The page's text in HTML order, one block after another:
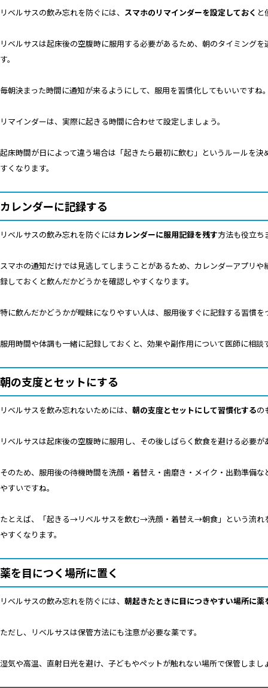
リベルサスの飲み忘れを防ぐには、 スマホのリマインダーを設定しておく と
リベルサスは起床後の空腹時に服用する必要があるため、朝のタイミング
す。
毎朝決まった時間に通知が来るようにして、服用を習慣化してもいいですね
リマインダーは、実際に起きる時間に合わせて設定しましょう。
起床時間が日によって違う場合は「起きたら最初に飲む」というルールを
すくなります。
カレンダーに記録する
リベルサスの飲み忘れを防ぐにはカレンダーに服用記録を残す方法も役立ち
スマホの通知だけでは見逃してしまうことがあるため、カレンダーアプリ
録しておくと飲んだかどうかを確認しやすくなります。
特に飲んだかどうかが曖昧になりやすい人は、服用後すぐに記録する習慣を
服用時間や体調も一緒に記録しておくと、効果や副作用について医師に相
朝の支度とセットにする
リベルサスを飲み忘れないためには、 朝の支度とセットにして習慣化するの
リベルサスは起床後の空腹時に服用し、その後しばらく飲食を避ける必要が
そのため、服用後の待機時間を洗顔・着替え・歯磨き・メイク・出勤準備
やすいですね。
たとえば、「起きる→リベルサスを飲む→洗顔・着替え→朝食」という流れ
やすくなります。
薬を目につく場所に置く
リベルサスの飲み忘れを防ぐには、 朝起きたときに目につきやすい場所に薬
ただし、リベルサスは保管方法にも注意が必要な薬です。
湿気や高温、直射日光を避け、子どもやペットが触れない場所で保管しまし